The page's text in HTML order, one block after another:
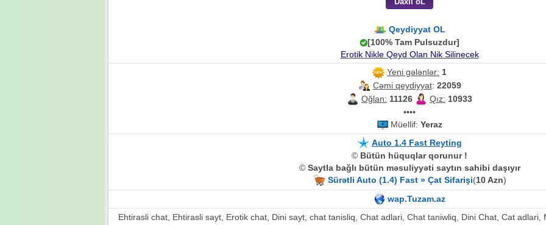
Qeydiyyat OL
[100% Tam Pulsuzdur]
Erotik Nikle Qeyd Olan Nik Silinecek
Yeni gələnlər: 1
Cəmi qeydiyyat: 22059
Oğlan: 11126 Qız: 10933
••••
Müellif: Yeraz
Auto 1.4 Fast Reyting
© Bütün hüquqlar qorunur !
© Saytla bağlı bütün məsuliyyəti saytın sahibi daşıyır
Sürətli Auto (1.4) Fast » Çat Sifarişi(10 Azn)
wap.Tuzam.az
Ehtirasli chat, Ehtirasli sayt, Erotik chat, Dini sayt, chat tanisliq, Chat adlari, Chat taniwliq, Dini Chat, Cat